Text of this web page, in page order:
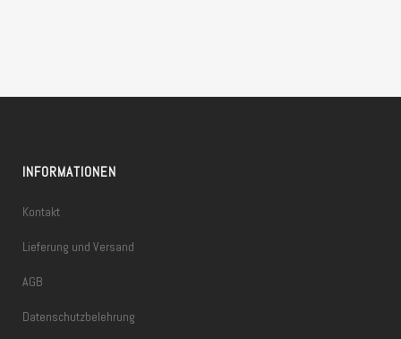
INFORMATIONEN
Kontakt
Lieferung und Versand
AGB
Datenschutzbelehrung